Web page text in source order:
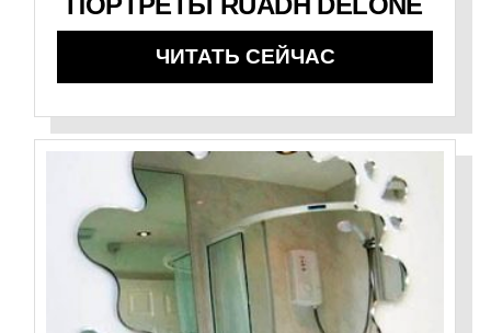
ЧИТАТЬ СЕЙЧАС